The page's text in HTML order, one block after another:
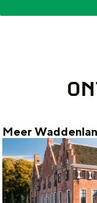
Meer
e
e